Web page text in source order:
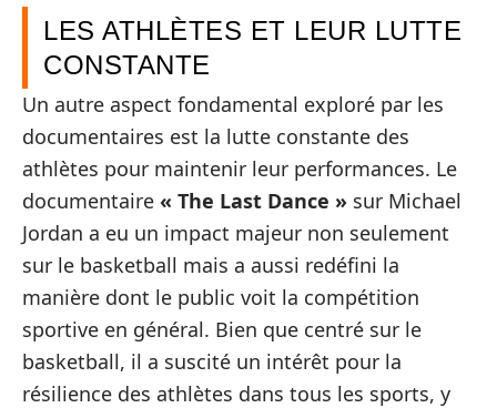
LES ATHLÈTES ET LEUR LUTTE
CONSTANTE
Un autre aspect fondamental exploré par les
documentaires est la lutte constante des
athlètes pour maintenir leur performances. Le
documentaire « The Last Dance » sur Michael
Jordan a eu un impact majeur non seulement
sur le basketball mais a aussi redéfini la
manière dont le public voit la compétition
sportive en général. Bien que centré sur le
basketball, il a suscité un intérêt pour la
résilience des athlètes dans tous les sports, y